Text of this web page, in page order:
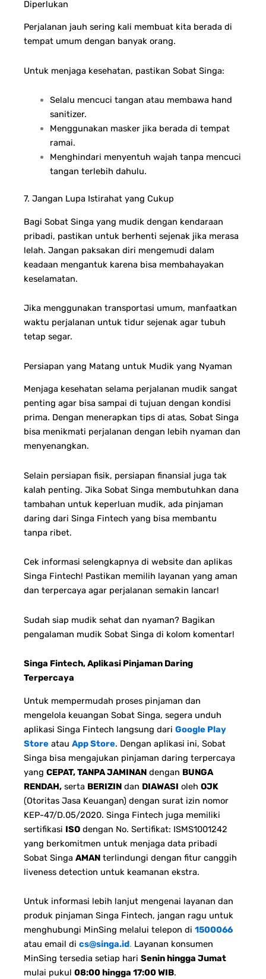
Diperlukan
Perjalanan jauh sering kali membuat kita berada di
tempat umum dengan banyak orang.
Untuk menjaga kesehatan, pastikan Sobat Singa:
Selalu mencuci tangan atau membawa hand
sanitizer.
Menggunakan masker jika berada di tempat
ramai.
Menghindari menyentuh wajah tanpa mencuci
tangan terlebih dahulu.
7. Jangan Lupa Istirahat yang Cukup
Bagi Sobat Singa yang mudik dengan kendaraan
pribadi, pastikan untuk berhenti sejenak jika merasa
lelah. Jangan paksakan diri mengemudi dalam
keadaan mengantuk karena bisa membahayakan
keselamatan.
Jika menggunakan transportasi umum, manfaatkan
waktu perjalanan untuk tidur sejenak agar tubuh
tetap segar.
Persiapan yang Matang untuk Mudik yang Nyaman
Menjaga kesehatan selama perjalanan mudik sangat
penting agar bisa sampai di tujuan dengan kondisi
prima. Dengan menerapkan tips di atas, Sobat Singa
bisa menikmati perjalanan dengan lebih nyaman dan
menyenangkan.
Selain persiapan fisik, persiapan finansial juga tak
kalah penting. Jika Sobat Singa membutuhkan dana
tambahan untuk keperluan mudik, ada pinjaman
daring dari Singa Fintech yang bisa membantu
tanpa ribet.
Cek informasi selengkapnya di website dan aplikas
Singa Fintech! Pastikan memilih layanan yang aman
dan terpercaya agar perjalanan semakin lancar!
Sudah siap mudik sehat dan nyaman? Bagikan
pengalaman mudik Sobat Singa di kolom komentar!
Singa Fintech, Aplikasi Pinjaman Daring
Terpercaya
Untuk mempermudah proses pinjaman dan
mengelola keuangan Sobat Singa, segera unduh
aplikasi Singa Fintech langsung dari Google Play
Store atau App Store. Dengan aplikasi ini, Sobat
Singa bisa mengajukan pinjaman daring terpercaya
yang CEPAT, TANPA JAMINAN dengan BUNGA
RENDAH, serta BERIZIN dan DIAWASI oleh OJK
(Otoritas Jasa Keuangan) dengan surat izin nomor
KEP-47/D.05/2020. Singa Fintech juga memiliki
sertifikasi ISO dengan No. Sertifikat: ISMS1001242
yang berkomitmen untuk menjaga data pribadi
Sobat Singa AMAN terlindungi dengan fitur canggih
liveness detection untuk keamanan ekstra.
Untuk informasi lebih lanjut mengenai layanan dan
produk pinjaman Singa Fintech, jangan ragu untuk
menghubungi MinSing melalui telepon di 1500066
atau email di cs@singa.id. Layanan konsumen
MinSing tersedia setiap hari Senin hingga Jumat
mulai pukul 08:00 hingga 17:00 WIB.